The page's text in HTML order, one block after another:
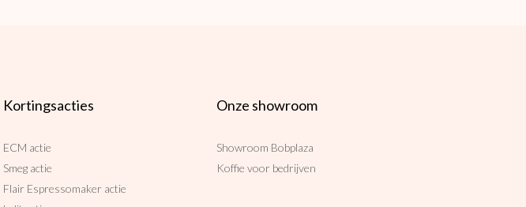
Kortingsacties
ECM actie
Smeg actie
Flair Espressomaker actie
Onze showroom
Showroom Bobplaza
Koffie voor bedrijven